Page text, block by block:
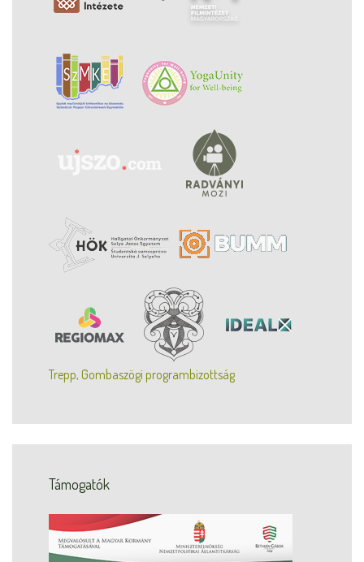
Trepp, Gombaszögi programbizottság
Támogatók